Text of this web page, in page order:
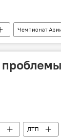
Чемпионат
проблемы
ДТП